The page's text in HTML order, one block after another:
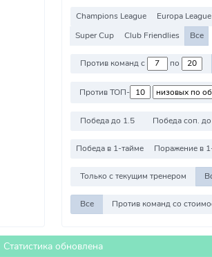
Champions League Europa League
Super Cup
Club Friendlies Все
Против команд с по
Против ТОП-
Победа до 1.5 Победа соп.
Победа в 1-тайме Поражение в
Только с текущим тренером
Все
Статистика обновлена